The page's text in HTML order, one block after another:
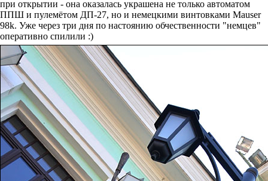
при открытии - она оказалась украшена не только автоматом
ППШ и пулемётом ДП-27, но и немецкими винтовками Mauser
98k. Уже через три дня по настоянию обчественности "немцев"
оперативно спилили :)